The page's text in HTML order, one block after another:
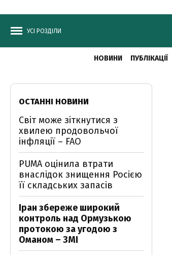
УСІ РОЗДІЛИ
НОВИНИ ПУБЛІКАЦІЇ
ОСТАННІ НОВИНИ
Світ може зіткнутися з
хвилею продовольчої
інфляції – FAO
PUMA оцінила втрати
внаслідок знищення Росією
її складських запасів
Іран збереже широкий
контроль над Ормузькою
протокою за угодою з
Оманом – ЗМІ